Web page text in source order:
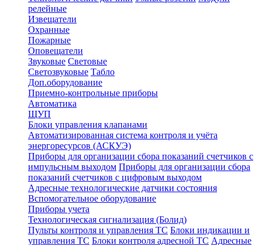
релейные
Извещатели
Охранные
Пожарные
Оповещатели
Звуковые Световые
Светозвуковые Табло
Доп.оборудование
Приемно-контрольные приборы
Автоматика
ЩУП
Блоки управления клапанами
Автоматизированная система контроля и учёта
энергоресурсов (АСКУЭ)
Приборы для организации сбора показаний счетчиков с
импульсным выходом Приборы для организации сбора
показаний счетчиков с цифровым выходом
Адресные технологические датчики состояния
Вспомогательное оборудование
Приборы учета
Технологическая сигнализация (Болид)
Пульты контроля и управления ТС Блоки индикации и
управления ТС Блоки контроля адресной ТС Адресные